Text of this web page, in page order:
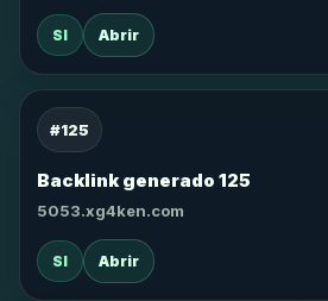
SI Abrir
#125
Backlink generado 125
5053.xg4ken.com
SI Abrir